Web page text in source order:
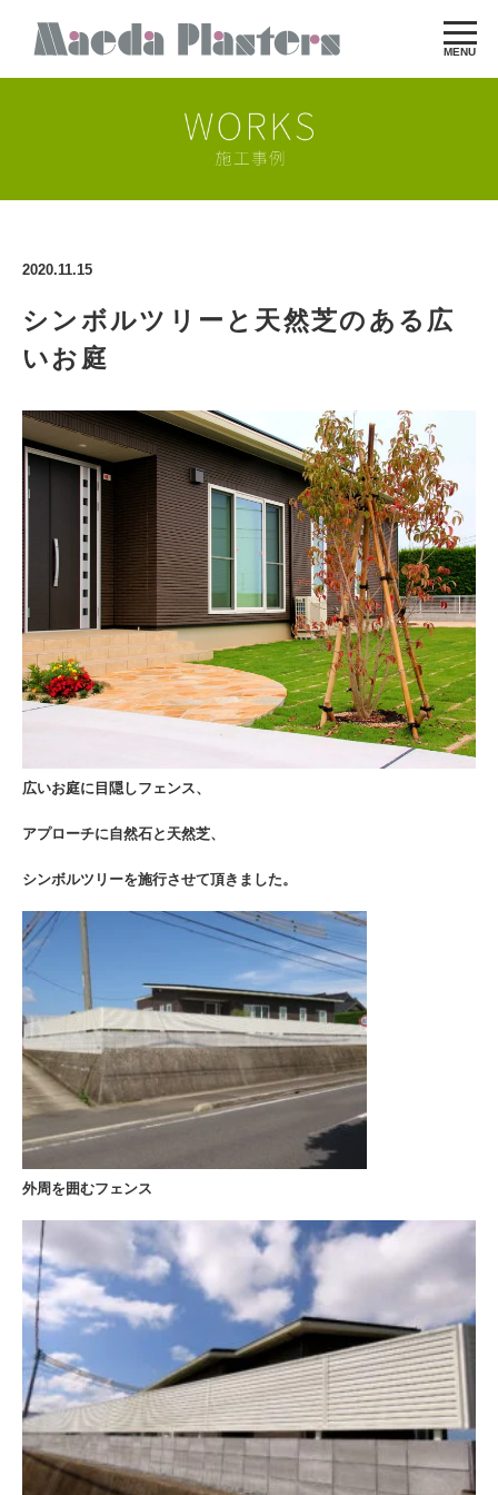
MENU
2020.11.15
シンボルツリーと天然芝のある広
いお庭
広いお庭に目隠しフェンス、
アプローチに自然石と天然芝、
シンボルツリーを施行させて頂きました。
外周を囲むフェンス